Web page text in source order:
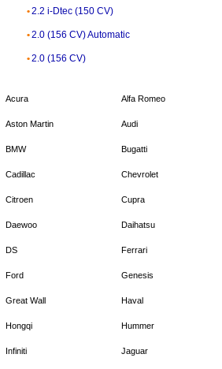
2.2 i-Dtec (150 CV)
2.0 (156 CV) Automatic
2.0 (156 CV)
Acura Alfa Romeo
Aston Martin Audi
BMW Bugatti
Cadillac Chevrolet
Citroen Cupra
Daewoo Daihatsu
DS Ferrari
Ford Genesis
Great Wall Haval
Hongqi Hummer
Infiniti Jaguar